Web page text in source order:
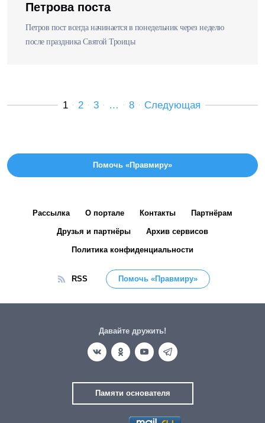
Петрова поста
Петров пост всегда начинается в понедельник через неделю
после праздника Святой Троицы
1 2 3 … 8 Следующая
Помочь «Правмиру»
Рассылка О портале Контакты Партнёрам
Друзья и партнёры Архив сервисов
Политика конфиденциальности
RSS Помочь «Правмиру»
Давайте дружить!
Памяти основателя